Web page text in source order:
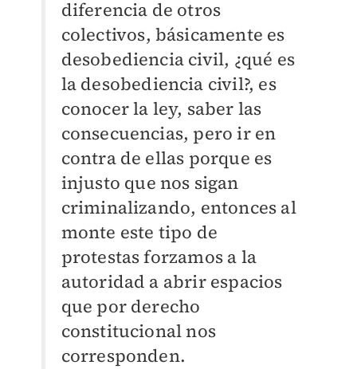
diferencia de otros
colectivos, básicamente es
desobediencia civil, ¿qué es
la desobediencia civil?, es
conocer la ley, saber las
consecuencias, pero ir en
contra de ellas porque es
injusto que nos sigan
criminalizando, entonces al
monte este tipo de
protestas forzamos a la
autoridad a abrir espacios
que por derecho
constitucional nos
corresponden.